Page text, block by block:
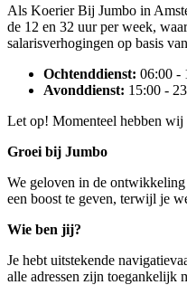
Als Koerier Bij Jumbo in
de 12 en 32 uur per week,
salarisverhogingen op basis
Ochtenddienst: 06:00 -
Avonddienst: 15:00 -
Let op! Momenteel hebben wij
Groei bij Jumbo
We geloven in de ontwikkeling
een boost te geven, terwijl je
Wie ben jij?
Je hebt uitstekende
alle adressen zijn toegankelijk